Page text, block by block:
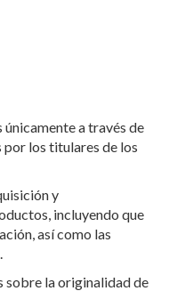
a través de
los titulares de los
y
incluyendo que
así como las
sobre la originalidad de